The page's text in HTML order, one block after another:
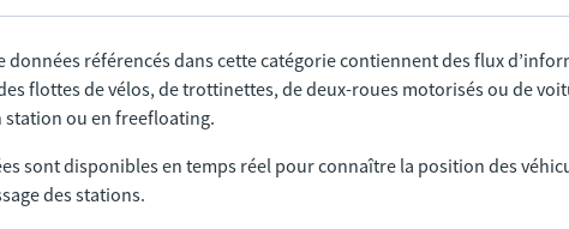
données référencés dans cette catégorie contiennent des flux
flottes de vélos, de trottinettes, de deux-roues motorisés ou de
station ou en freefloating.
sont disponibles en temps réel pour connaître la position des
des stations.